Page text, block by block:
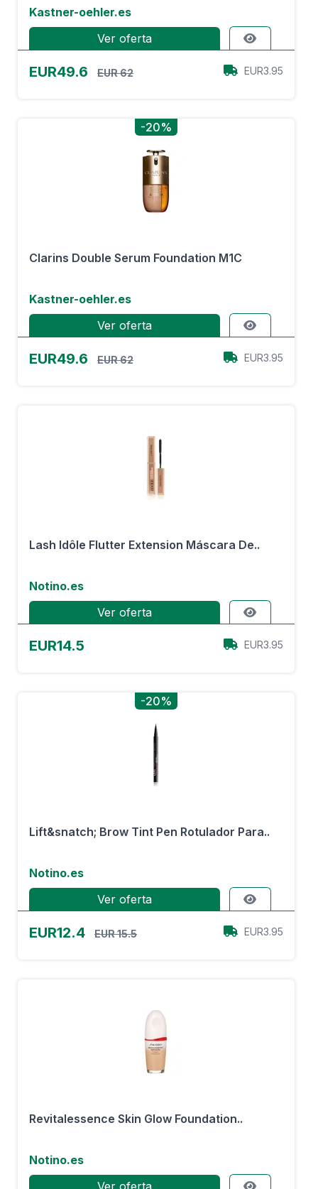
Kastner-oehler.es
Ver oferta
EUR49.6 EUR 62 EUR3.95
-20%
Clarins Double Serum Foundation M1C
Kastner-oehler.es
Ver oferta
EUR49.6 EUR 62 EUR3.95
Lash Idôle Flutter Extension Máscara De..
Notino.es
Ver oferta
EUR14.5 EUR3.95
-20%
Lift&snatch; Brow Tint Pen Rotulador Para..
Notino.es
Ver oferta
EUR12.4 EUR 15.5 EUR3.95
Revitalessence Skin Glow Foundation..
Notino.es
Ver oferta